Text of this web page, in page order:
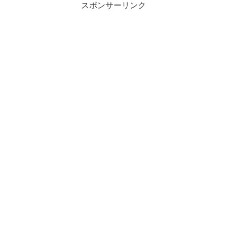
スポンサーリンク